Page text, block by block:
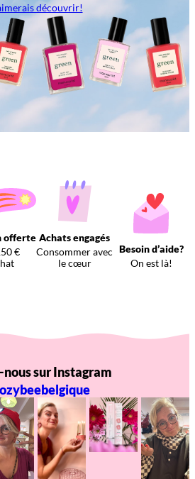
découvrir!
offerte
€
Achats engagés
Consommer avec
le cœur
Besoin d’aide?
On est là!
sur Instagram